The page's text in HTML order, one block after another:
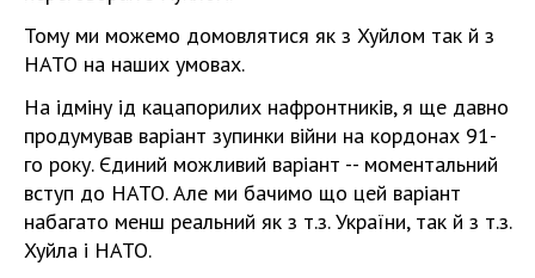
Тому ми можемо домовлятися як з Хуйлом так й з
НАТО на наших умовах.
На ѵідміну ѵід кацапорилих нафронтників, я ще давно
продумував варіант зупинки війни на кордонах 91-
го року. Єдиний можливий варіант -- моментальний
вступ до НАТО. Але ми бачимо що цей варіант
набагато менш реальний як з т.з. України, так й з т.з.
Хуйла і НАТО.